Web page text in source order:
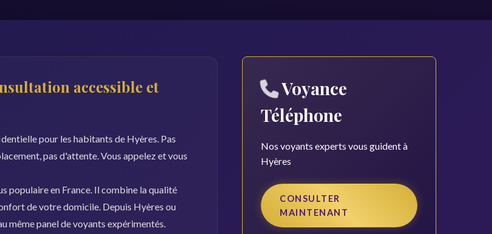
accessible et
pour les habitants de Hyères. Pas
pas d'attente. Vous appelez et vous
populaire en France. Il combine la qualité
de votre domicile. Depuis Hyères ou
même panel de voyants expérimentés.
Voyance
Téléphone
Nos voyants experts vous guident à
Hyères
CONSULTER
MAINTENANT